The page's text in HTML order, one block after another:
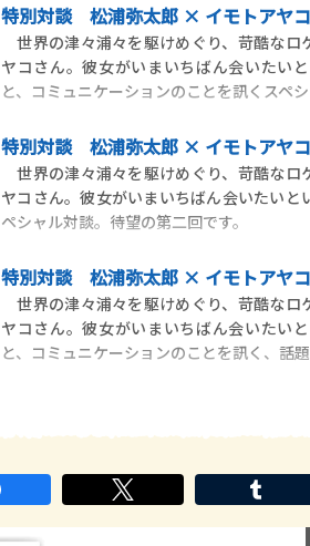
特別対談 松浦弥太郎 × イモトアヤコ
世界の津々浦々を駆けめぐり、苛酷なロ
ヤコさん。彼女がいまいちばん会いたい
と、コミュニケーションのことを訊くスペ
特別対談 松浦弥太郎 × イモトアヤコ
世界の津々浦々を駆けめぐり、苛酷なロ
ヤコさん。彼女がいまいちばん会いたい
ペシャル対談。待望の第二回です。
特別対談 松浦弥太郎 × イモトアヤコ
世界の津々浦々を駆けめぐり、苛酷なロ
ヤコさん。彼女がいまいちばん会いたい
と、コミュニケーションのことを訊く、話